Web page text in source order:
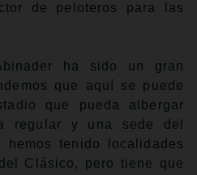
de peloteros para las
ha sido un gran
que aquí se puede
que pueda albergar
regular y una sede del
tenido localidades
Clásico, pero tiene que